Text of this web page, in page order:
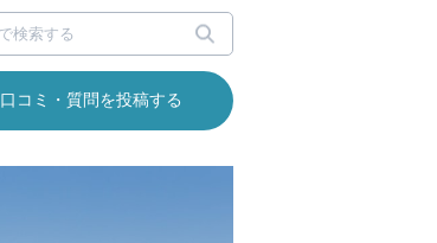
口コミ・質問を投稿する